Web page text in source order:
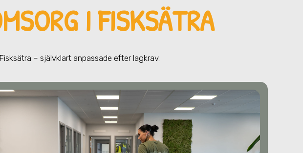
I FISKSÄTRA
– självklart anpassade efter lagkrav.